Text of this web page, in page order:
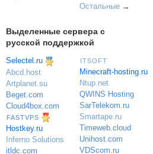
Остальные→
Выделенные сервера с
русской поддержкой
Selectel.ru
Abcd.host
Artplanet.su
Beget.com
Cloud4box.com
FASTVPS
Hostkey.ru
Inferno Solutions
itldc.com
ITSOFT
Minecraft-hosting.ru
Ntup.net
QWINS Hosting
SarTelekom.ru
Smartape.ru
Timeweb.cloud
Unihost.com
VDScom.ru